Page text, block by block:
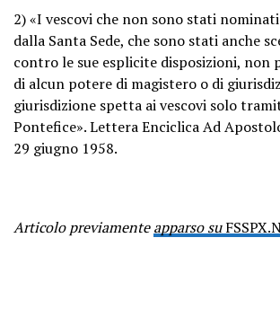
2) «I vescovi che non sono stati
dalla Santa Sede, che sono stati anche
contro le sue esplicite disposizioni, non
di alcun potere di magistero o di
giurisdizione spetta ai vescovi solo
Pontefice». Lettera Enciclica Ad
29 giugno 1958.
Articolo previamenteapparso su